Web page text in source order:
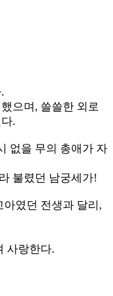
으며, 쓸쓸한 외로
.
없을 무의 총애가 자
불렸던 남궁세가!
였던 전생과 달리,
사랑한다.